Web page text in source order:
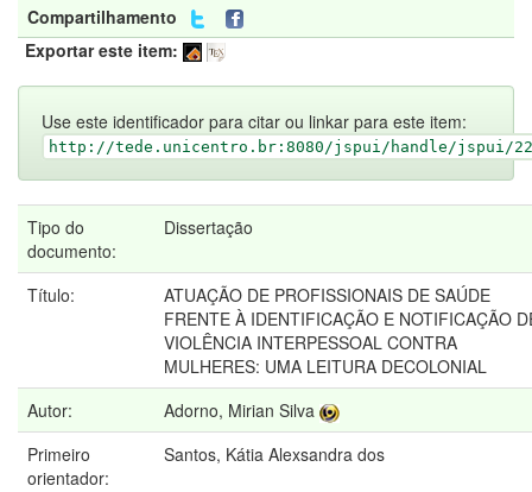
Compartilhamento
Exportar este item:
Use este identificador para citar ou linkar para este item:
http://tede.unicentro.br:8080/jspui/handle/jspui/
Tipo do
documento:
Dissertação
Título:
ATUAÇÃO DE PROFISSIONAIS DE SAÚDE
FRENTE À IDENTIFICAÇÃO E NOTIFICAÇÃO
VIOLÊNCIA INTERPESSOAL CONTRA
MULHERES: UMA LEITURA DECOLONIAL
Autor:
Adorno, Mirian Silva
Primeiro
orientador:
Santos, Kátia Alexsandra dos